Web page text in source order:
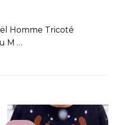
Homme Tricoté
M …